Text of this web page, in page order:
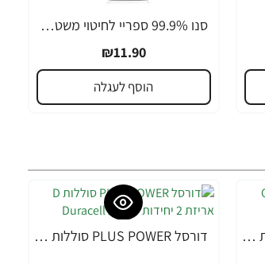
סנו 99.9% ספריי לחיטוי משטחים - 750 מ"ל
₪11.90
הוסף לעגלה
דורסל PLUS POWER סוללות C אריזת 2 יחידות - מבית Duracell דורסל PLUS POWER סוללות D אריזת 2 יחידות - מבית Duracell